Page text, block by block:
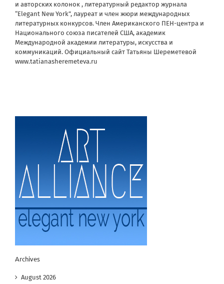
и авторских колонок , литературный редактор журнала
“Elegant New York”, лауреат и член жюри международных
литературных конкурсов. Член Американского ПЕН-центра и
Национального союза писателей США, академик
Международной академии литературы, искусства и
коммуникаций. Официальный сайт Татьяны Шереметевой
www.tatianasheremeteva.ru
Archives
August 2026